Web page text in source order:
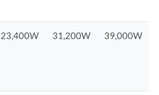
23,400W 31,200W 39,000W